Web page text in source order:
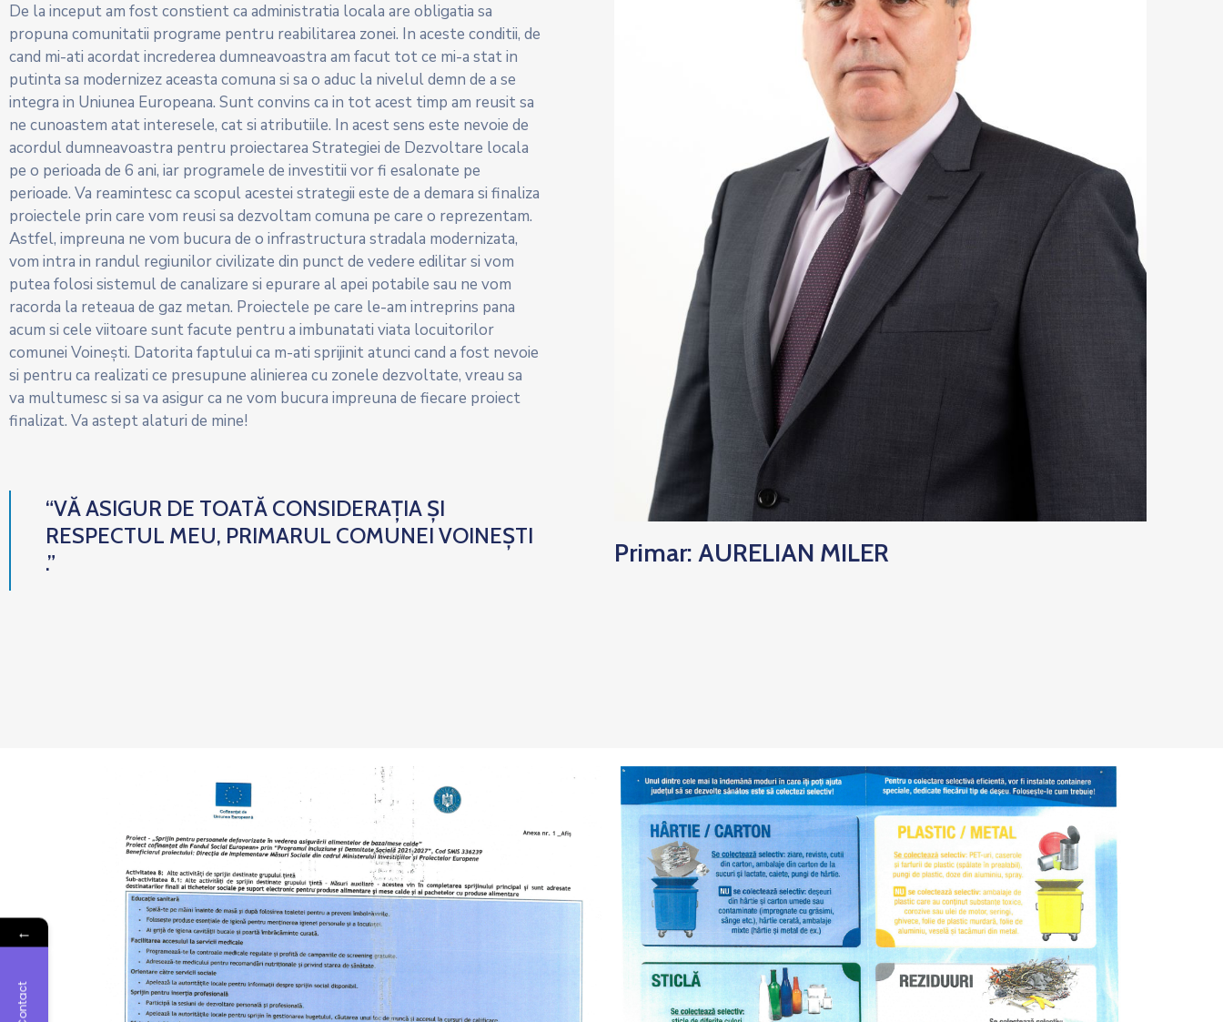
De la inceput am fost constient ca administratia locala are obligatia sa
propuna comunitatii programe pentru reabilitarea zonei. In aceste conditii, de
cand mi-ati acordat increderea dumneavoastra am facut tot ce mi-a stat in
putinta sa modernizez aceasta comuna si sa o aduc la nivelul demn de a se
integra in Uniunea Europeana. Sunt convins ca in tot acest timp am reusit sa
ne cunoastem atat interesele, cat si atributiile. In acest sens este nevoie de
acordul dumneavoastra pentru proiectarea Strategiei de Dezvoltare locala
pe o perioada de 6 ani, iar programele de investitii vor fi esalonate pe
perioade. Va reamintesc ca scopul acestei strategii este de a demara si finaliza
proiectele prin care vom reusi sa dezvoltam comuna pe care o reprezentam.
Astfel, impreuna ne vom bucura de o infrastructura stradala modernizata,
vom intra in randul regiunilor civilizate din punct de vedere edilitar si vom
putea folosi sistemul de canalizare si epurare al apei potabile sau ne vom
racorda la reteaua de gaz metan. Proiectele pe care le-am intreprins pana
acum si cele viitoare sunt facute pentru a imbunatati viata locuitorilor
comunei Voinești. Datorita faptului ca m-ati sprijinit atunci cand a fost nevoie
si pentru ca realizati ce presupune alinierea cu zonele dezvoltate, vreau sa
va multumesc si sa va asigur ca ne vom bucura impreuna de fiecare proiect
finalizat. Va astept alaturi de mine!
“VĂ ASIGUR DE TOATĂ CONSIDERAȚIA ȘI
RESPECTUL MEU, PRIMARUL COMUNEI VOINEȘTI
.”
Primar: AURELIAN MILER
←
Contact